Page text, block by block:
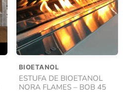
BIOETANOL
ESTUFA DE BIOETANOL
NORA FLAMES – BOB 45